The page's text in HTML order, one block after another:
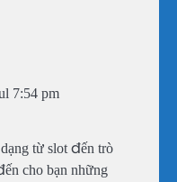
7:54 pm
từ slot đến trò
cho bạn những